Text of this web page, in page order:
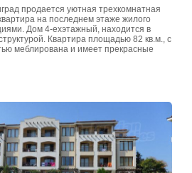
продается уютная трехкомнатная
на последнем этаже жилого
Дом 4-ехэтажный, находится в
Квартира площадью 82 кв.м., с
меблирована и имеет прекрасные